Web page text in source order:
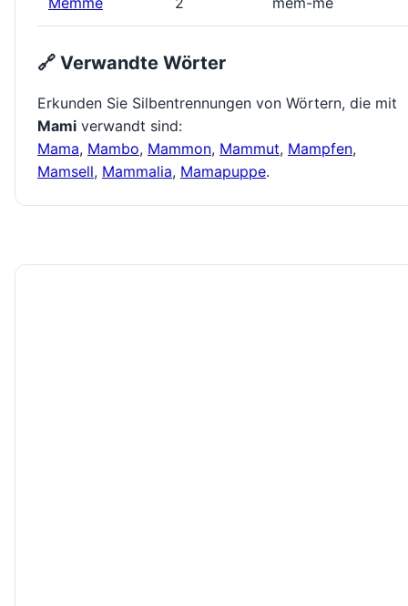
🔗 Verwandte Wörter
Erkunden Sie Silbentrennungen von Wörtern, die mit
Mami verwandt sind:
Mama, Mambo, Mammon, Mammut, Mampfen,
Mamsell, Mammalia, Mamapuppe.